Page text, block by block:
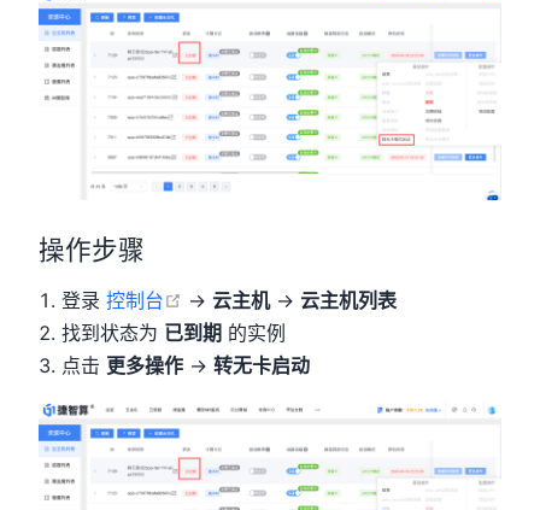
操作步骤
登录控制台 open in new window
→云主机→云主机列表
找到状态为 已到期 的实例
点击 更多操作 →转无卡启动